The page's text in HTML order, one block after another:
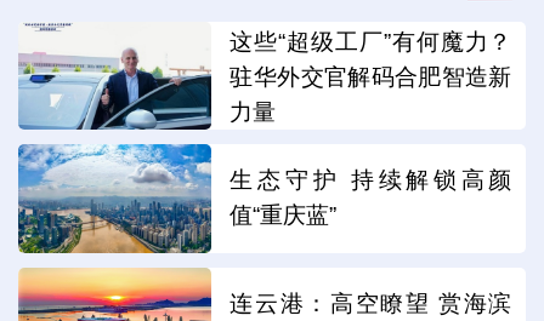
这些“超级工厂”有何魔力？
驻华外交官解码合肥智造新
力量
生态守护 持续解锁高颜
值“重庆蓝”
连云港：高空瞭望 赏海滨